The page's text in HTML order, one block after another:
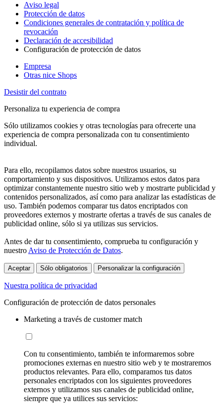
Aviso legal
Protección de datos
Condiciones generales de contratación y política de
revocación
Declaración de accesibilidad
Configuración de protección de datos
Empresa
Otras nice Shops
Desistir del contrato
Personaliza tu experiencia de compra
Sólo utilizamos cookies y otras tecnologías para ofrecerte una
experiencia de compra personalizada con tu consentimiento
individual.
Para ello, recopilamos datos sobre nuestros usuarios, su
comportamiento y sus dispositivos. Utilizamos estos datos para
optimizar constantemente nuestro sitio web y mostrarte publicidad y
contenidos personalizados, así como para analizar las estadísticas de
uso. También podemos comparar tus datos encriptados con
proveedores externos y mostrarte ofertas a través de sus canales de
publicidad online, sólo si ya utilizas sus servicios.
Antes de dar tu consentimiento, comprueba tu configuración y
nuestro Aviso de Protección de Datos.
Aceptar Sólo obligatorios Personalizar la configuración
Nuestra política de privacidad
Configuración de protección de datos personales
Marketing a través de customer match
Con tu consentimiento, también te informaremos sobre
promociones externas en nuestro sitio web y te mostraremos
productos relevantes. Para ello, comparamos tus datos
personales encriptados con los siguientes proveedores
externos y utilizamos sus canales de publicidad online,
siempre que ya utilices sus servicios: